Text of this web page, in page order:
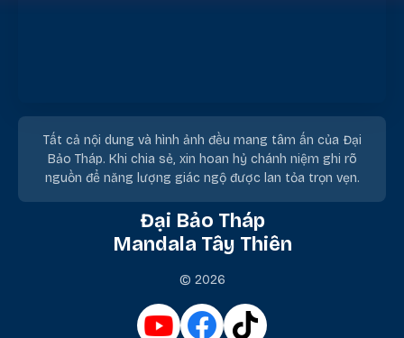
Tất cả nội dung và hình ảnh đều mang tâm ấn của Đại
Bảo Tháp. Khi chia sẻ, xin hoan hỷ chánh niệm ghi rõ
nguồn để năng lượng giác ngộ được lan tỏa trọn vẹn.
Đại Bảo Tháp
Mandala Tây Thiên
© 2026